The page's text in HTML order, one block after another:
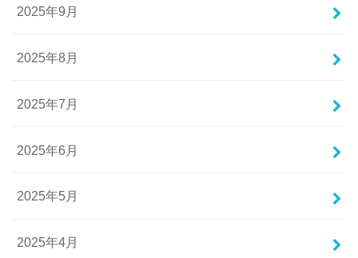
2025年9月
2025年8月
2025年7月
2025年6月
2025年5月
2025年4月